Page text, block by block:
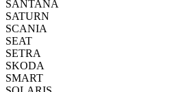
SANTANA
SATURN
SCANIA
SEAT
SETRA
SKODA
SMART